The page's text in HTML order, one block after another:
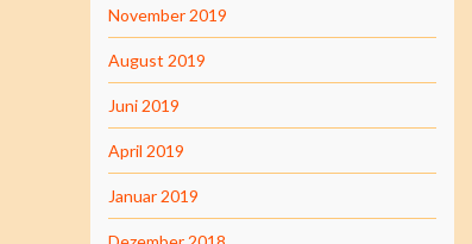
November 2019
August 2019
Juni 2019
April 2019
Januar 2019